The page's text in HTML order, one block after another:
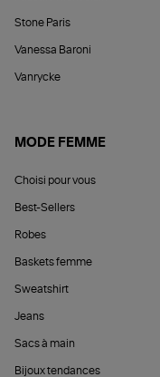
Stone Paris
Vanessa Baroni
Vanrycke
MODE FEMME
Choisi pour vous
Best-Sellers
Robes
Baskets femme
Sweatshirt
Jeans
Sacs à main
Bijoux tendances